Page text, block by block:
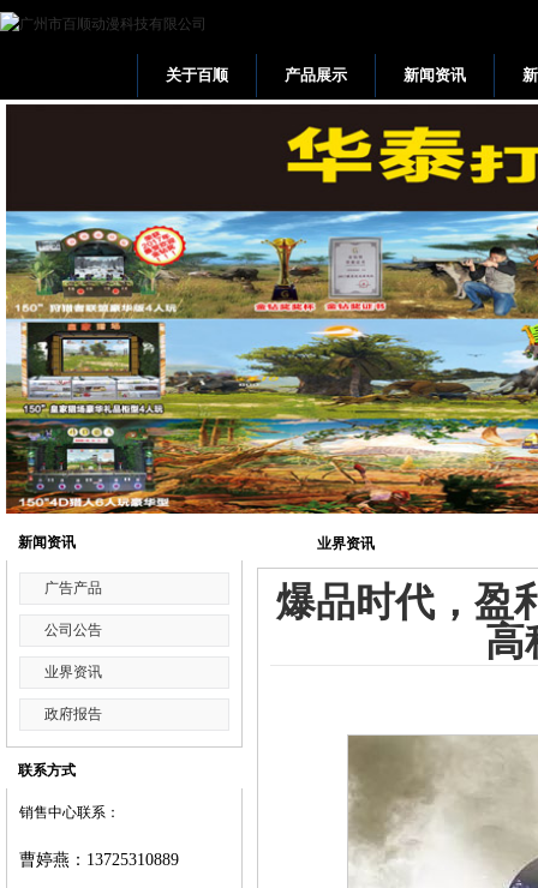
网站首页
关于百顺 产品展示 新闻资讯
新闻资讯
广告产品
公司公告
业界资讯
政府报告
联系方式
销售中心联系：
曹婷燕 ： 13725310889
业界资讯
爆品时代，盈
高